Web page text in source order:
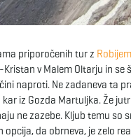
priporočenih tur z Robijem
v Malem Oltarju in se
naproti. Ne zadaneva ta
iz Gozda Martuljka. Že
ne zazebe. Kljub temu so
opcija, da obrneva, je zelo